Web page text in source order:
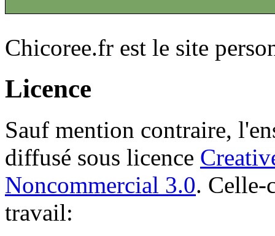
Chicoree.fr est le site
Licence
Sauf mention contraire,
diffusé sous licence
Noncommercial 3.0. Celle-
travail: